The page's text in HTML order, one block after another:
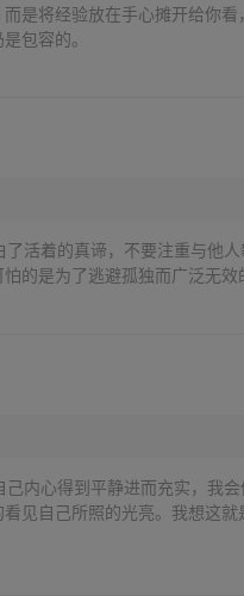
是将经验放在手心摊开给你
包容的。
了活着的真谛，不要注重与他
的是为了逃避孤独而广泛无效
己内心得到平静进而充实，我
见自己所照的光亮。我想这